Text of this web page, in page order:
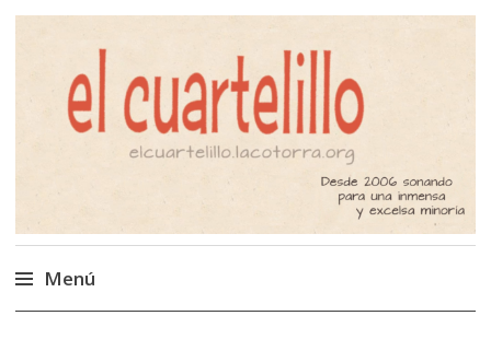
El Cuartelillo
Programa de radio de música
independiente. Podcast
Menú